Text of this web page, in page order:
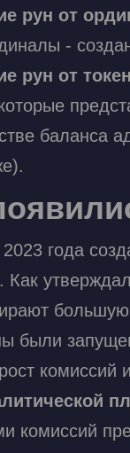
рун от
-
рун от
баланса
года
Как
большую
были
комиссий
комиссий